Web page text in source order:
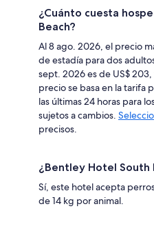
¿Cuánto cuesta
Beach?
Al 8 ago. 2026, el precio
de estadía para dos
sept. 2026 es de US$
precio se basa en la tarifa
las últimas 24 horas para
sujetos a cambios.
precisos.
¿Bentley Hotel South
Sí, este hotel acepta
de 14 kg por animal.